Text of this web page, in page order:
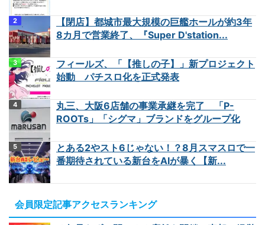
【閉店】都城市最大規模の巨艦ホールが約3年
8カ月で営業終了、『Super D'station...
フィールズ、「【推しの子】」新プロジェクト
始動 パチスロ化を正式発表
丸三、大阪6店舗の事業承継を完了 「P-
ROOTs」「シグマ」ブランドをグループ化
とある2やスト6じゃない！？8月スマスロで一
番期待されている新台をAIが暴く【新...
会員限定記事アクセスランキング